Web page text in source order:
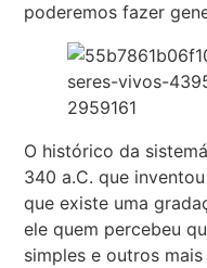
poderemos fazer
O histórico da
340 a.C. que
que existe uma
ele quem percebeu
simples e outros